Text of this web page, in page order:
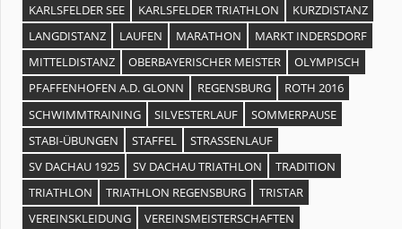
KARLSFELDER SEE
KARLSFELDER TRIATHLON
KURZDISTANZ
LANGDISTANZ
LAUFEN MARATHON
MARKT INDERSDORF
MITTELDISTANZ
OBERBAYERISCHER MEISTER
OLYMPISCH
PFAFFENHOFEN A.D. GLONN
REGENSBURG
ROTH 2016
SCHWIMMTRAINING
SILVESTERLAUF
SOMMERPAUSE
STABI-ÜBUNGEN
STAFFEL
STRASSENLAUF
SV DACHAU 1925
SV DACHAU TRIATHLON
TRADITION
TRIATHLON
TRIATHLON REGENSBURG
TRISTAR
VEREINSKLEIDUNG
VEREINSMEISTERSCHAFTEN